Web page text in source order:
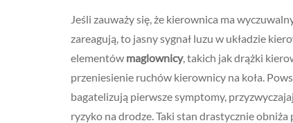
Jeśli zauważy się, że kierownica ma
zareagują, to jasny sygnał luzu w układzie
elementów maglownicy, takich jak drążki
przeniesienie ruchów kierownicy na koła.
bagatelizują pierwsze symptomy,
ryzyko na drodze. Taki stan drastycznie